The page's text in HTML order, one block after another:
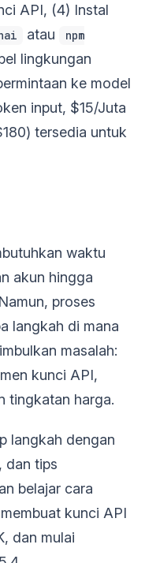
API, (4) Instal
atau
npm
lingkungan
ke model
input, $15/Juta
tersedia untuk
waktu
akun hingga
proses
langkah di mana
masalah:
kunci API,
tingkatan harga.
langkah dengan
dan tips
belajar cara
kunci API
dan mulai